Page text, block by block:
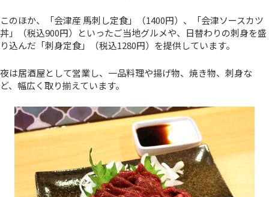
このほか、「会津産 馬刺し定食」（1400円）、「会津ソースカツ
丼」（税込900円）といったご当地グルメや、日替わりの刺身を盛
り込んだ「刺身定食」（税込1280円）を提供しています。
夜は居酒屋として営業し、一品料理や揚げ物、焼き物、刺身な
ど、幅広く取り揃えています。